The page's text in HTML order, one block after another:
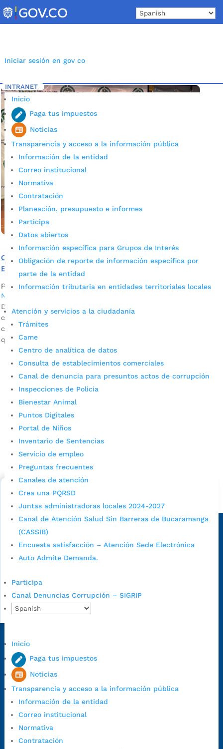
to
content
Iniciar sesión en gov co
INTRANET
Inicio
Paga tus impuestos
Noticias
Transparencia y acceso a la información pública
Información de la entidad
Correo institucional
Normativa
Contratación
Planeación, presupuesto e informes
Participa
Datos abiertos
Información específica para Grupos de Interés
Obligación de reporte de información específica por
parte de la entidad
Información tributaria en entidades territoriales locales
Atención y servicios a la ciudadanía
Trámites
Came
Centro de analítica de datos
Consulta de establecimientos comerciales
Canal de denuncia para presuntos actos de corrupción
Inspecciones de Policía
Bienestar Animal
Puntos Digitales
Portal de Niños
Inventario de Sentencias
Servicio de empleo
Preguntas frecuentes
Canales de atención
Crea una PQRSD
Juntas administradoras locales 2024-2027
Canal de Atención Salud Sin Barreras de Bucaramanga
(CASSIB)
Encuesta satisfacción – Atención Sede Electrónica
Auto Admite Demanda.
Participa
Canal Denuncias Corrupción – SIGRIP
Inicio
Paga tus impuestos
Noticias
Transparencia y acceso a la información pública
Información de la entidad
Correo institucional
Normativa
Contratación
Inicio 5 Etiqueta: alias nando
Capturado alias Nando, uno de los más buscados de
Bucaramanga
por JADI VALENTINA CARREÑO TORRES|Oct 13, 2023|
Noticias
Después de una ardua investigación donde trabajaron en
conjunto el grupo de inteligencia policial e investigación
criminal con la comunidad, se pudo conocer el lugar en el
que se encontraba Luis Castañeda Portilla, alias Nando.
Cupos Escolares Bucaramanga 2022
Consulta aqui los pasos para inscribirse y solicitar un
cupo escolar en los colegios oficiales de
Bucaramanga.
Alcaldía de Bucaramanga
Sede principal
Dirección Fase I:
Colombia.
Dirección Fase II:
Colombia
Código Postal:
680006. Código Dane: 68001.